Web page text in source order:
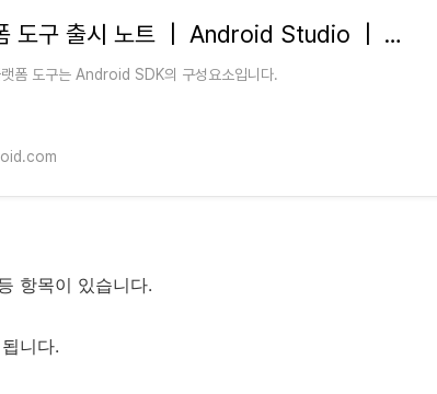
SDK 플랫폼 도구 출시 노트 | Android Studio | Android Developers
폼 도구는 Android SDK의 구성요소입니다.
항목이 있습니다.
니다.